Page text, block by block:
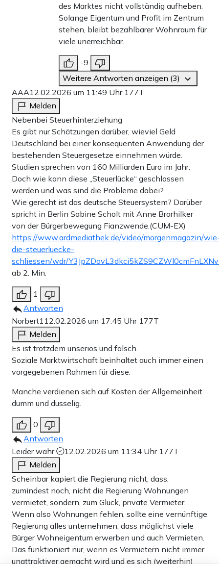
des Marktes nicht vollständig aufheben.
Solange Eigentum und Profit im Zentrum
stehen, bleibt bezahlbarer Wohnraum für
viele unerreichbar.
-9
Weitere Antworten anzeigen (3)
AAA12.02.2026 um 11:49 Uhr 177T
Melden
Nebenbei Steuerhinterziehung
Es gibt nur Schätzungen darüber, wieviel Geld
Deutschland bei einer konsequenten Anwendung der
bestehenden Steuergesetze einnehmen würde.
Studien sprechen von 160 Milliarden Euro im Jahr.
Doch wie kann diese „Steuerlücke“ geschlossen
werden und was sind die Probleme dabei?
Wie gerecht ist das deutsche Steuersystem? Darüber
spricht in Berlin Sabine Scholt mit Anne Brorhilker
von der Bürgerbewegung Fianzwende.(CUM-EX)
https://www.ardmediathek.de/video/morgenmagazin/
die-steuerluecke-
schliessen/wdr/
ab 2. Min.
1
Antworten
Norbert1 12.02.2026 um 17:45 Uhr 177T
Melden
Es ist trotzdem unseriös und falsch.
Soziale Marktwirtschaft beinhaltet auch immer einen
vorgegebenen Rahmen für diese.
Manche verdienen sich auf Kosten der Allgemeinheit
dumm und dusselig.
0
Antworten
Leider wahr
12.02.2026 um 11:34 Uhr 177T
Melden
Scheinbar kapiert die Regierung nicht, dass,
zumindest noch, nicht die Regierung Wohnungen
vermietet, sondern, zum Glück, private Vermieter.
Wenn also Wohnungen fehlen, sollte eine vernünftige
Regierung alles unternehmen, dass möglichst viele
Bürger Wohneigentum erwerben und auch Vermieten.
Das funktioniert nur, wenn es Vermietern nicht immer
unattraktiver gemacht wird und es sich (weiterhin)